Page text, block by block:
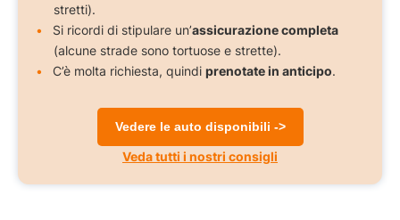
stretti).
Si ricordi di stipulare un’assicurazione completa
(alcune strade sono tortuose e strette).
C’è molta richiesta, quindi prenotate in anticipo.
Vedere le auto disponibili ->
Veda tutti i nostri consigli